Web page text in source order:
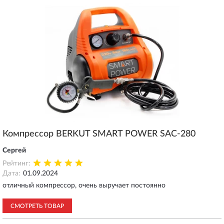
Компрессор BERKUT SMART POWER SAC-280
Сергей
Рейтинг:
Дата: 01.09.2024
отличный компрессор, очень выручает постоянно
СМОТРЕТЬ ТОВАР